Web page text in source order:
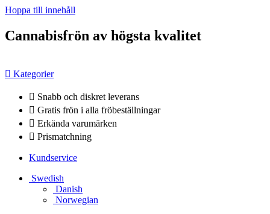
Hoppa till innehåll
Cannabisfrön av högsta kvalitet
Kategorier
Snabb och diskret leverans
Gratis frön i alla fröbeställningar
Erkända varumärken
Prismatchning
Kundservice
Swedish
Danish
Norwegian